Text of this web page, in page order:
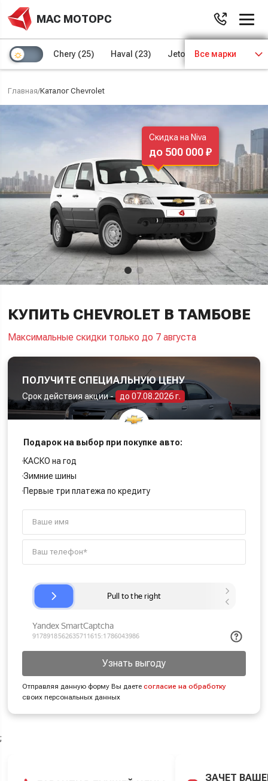
МАС МОТОРС
Chery (25) Haval (23) Jetour (8) Kaiyi (4)
Все марки
Главная/Каталог Chevrolet
КУПИТЬ CHEVROLET В ТАМБОВЕ
Максимальные скидки только до 7 августа
ПОЛУЧИТЕ СПЕЦИАЛЬНУЮ ЦЕНУ
Срок действия акции - до 07.08.2026 г.
Подарок на выбор при покупке авто:
КАСКО на год
Зимние шины
Первые три платежа по кредиту
Узнать выгоду
Отправляя данную форму Вы даетесогласие на обработку
своих персональных данных
Скидка на Niva
до 500 000 ₽
;
ЗАЧЕТ